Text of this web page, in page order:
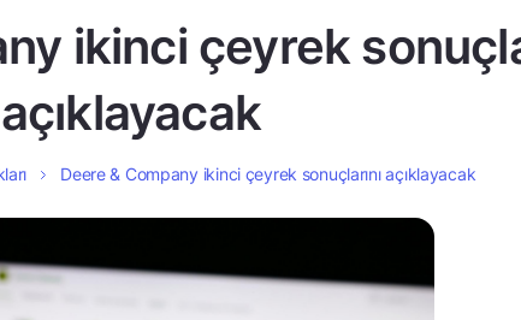
ikinci çeyrek
açıklayacak
Deere & Company ikinci çeyrek sonuçlarını açıklayacak